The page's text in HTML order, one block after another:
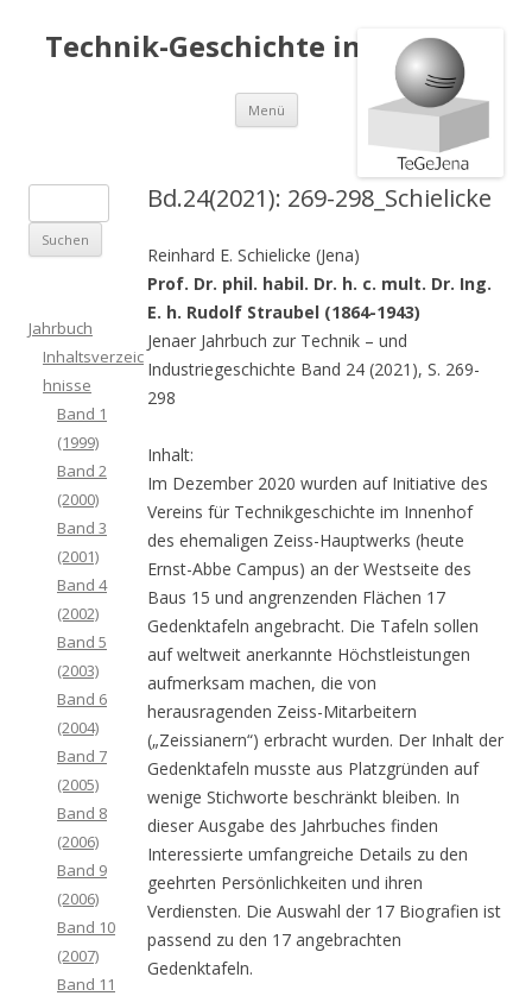
Technik-Geschichte in Jena e.V.
Menü Springe
Inhalt
Bd.24(2021): 269-298_Schielicke
Reinhard E. Schielicke (Jena)
Prof. Dr. phil. habil. Dr. h. c. mult. Dr. Ing.
E. h. Rudolf Straubel (1864-1943)
Jenaer Jahrbuch zur Technik – und
Industriegeschichte Band 24 (2021), S. 269-
298
Inhalt:
Im Dezember 2020 wurden auf Initiative des
Vereins für Technikgeschichte im Innenhof
des ehemaligen Zeiss-Hauptwerks (heute
Ernst-Abbe Campus) an der Westseite des
Baus 15 und angrenzenden Flächen 17
Gedenktafeln angebracht. Die Tafeln sollen
auf weltweit anerkannte Höchstleistungen
aufmerksam machen, die von
herausragenden Zeiss-Mitarbeitern
(„Zeissianern“) erbracht wurden. Der Inhalt der
Gedenktafeln musste aus Platzgründen auf
wenige Stichworte beschränkt bleiben. In
dieser Ausgabe des Jahrbuches finden
Interessierte umfangreiche Details zu den
geehrten Persönlichkeiten und ihren
Verdiensten. Die Auswahl der 17 Biografien ist
passend zu den 17 angebrachten
Gedenktafeln.
u
c
n
Jahrbuch
Inhaltsverzeic
hnisse
Band 1
(1999)
Band 2
(2000)
Band 3
(2001)
Band 4
(2002)
Band 5
(2003)
Band 6
(2004)
Band 7
(2005)
Band 8
(2006)
Band 9
(2006)
Band 10
(2007)
Band 11